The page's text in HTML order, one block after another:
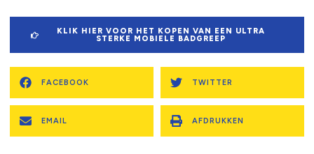
KLIK HIER VOOR HET KOPEN VAN EEN ULTRA
STERKE MOBIELE BADGREEP
FACEBOOK TWITTER
EMAIL AFDRUKKEN